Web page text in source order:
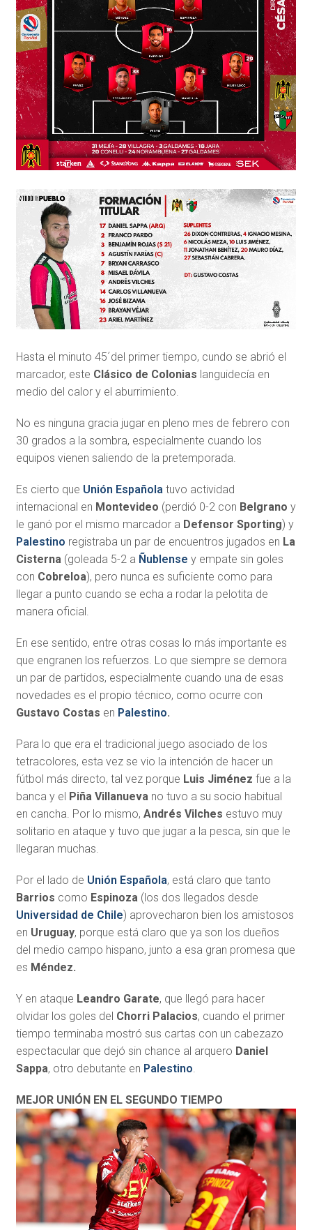
Hasta el minuto 45´del primer tiempo, cundo se abrió el
marcador, este Clásico de Colonias languidecía en
medio del calor y el aburrimiento.
No es ninguna gracia jugar en pleno mes de febrero con
30 grados a la sombra, especialmente cuando los
equipos vienen saliendo de la pretemporada.
Es cierto que Unión Españolatuvo actividad
internacional en Montevideo (perdió 0-2 con Belgrano y
le ganó por el mismo marcador a Defensor Sporting) y
Palestino registraba un par de encuentros jugados en La
Cisterna(goleada 5-2 a Ñublense y empate sin goles
con Cobreloa), pero nunca es suficiente como para
llegar a punto cuando se echa a rodar la pelotita de
manera oficial.
En ese sentido, entre otras cosas lo más importante es
que engranen los refuerzos. Lo que siempre se demora
un par de partidos, especialmente cuando una de esas
novedades es el propio técnico, como ocurre con
Gustavo Costas en Palestino.
Para lo que era el tradicional juego asociado de los
tetracolores, esta vez se vio la intención de hacer un
fútbol más directo, tal vez porque Luis Jiménez fue a la
banca y el Piña Villanuevano tuvo a su socio habitual
en cancha. Por lo mismo, Andrés Vilches estuvo muy
solitario en ataque y tuvo que jugar a la pesca, sin que le
llegaran muchas.
Por el lado de Unión Española, está claro que tanto
Barrios como Espinoza(los dos llegados desde
Universidad de Chile) aprovecharon bien los amistosos
en Uruguay, porque está claro que ya son los dueños
del medio campo hispano, junto a esa gran promesa que
es Méndez.
Y en ataque Leandro Garate, que llegó para hacer
olvidar los goles del Chorri Palacios, cuando el primer
tiempo terminaba mostró sus cartas con un cabezazo
espectacular que dejó sin chance al arquero Daniel
Sappa, otro debutante en Palestino.
MEJOR UNIÓN EN EL SEGUNDO TIEMPO